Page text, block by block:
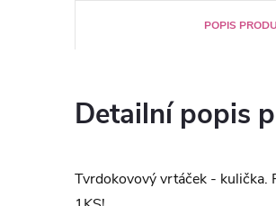
POPIS
Detailní popis
Tvrdokovový vrtáček - kulička.